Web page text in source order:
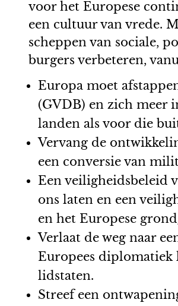
voor het Europese
een cultuur van vrede.
scheppen van sociale,
burgers verbeteren,
Europa moet
(GVDB) en zich meer
landen als voor die
Vervang de
een conversie van
Een veiligheidsbeleid
ons laten en een
en het Europese
Verlaat de weg naar
Europees diplomatiek
lidstaten.
Streef een